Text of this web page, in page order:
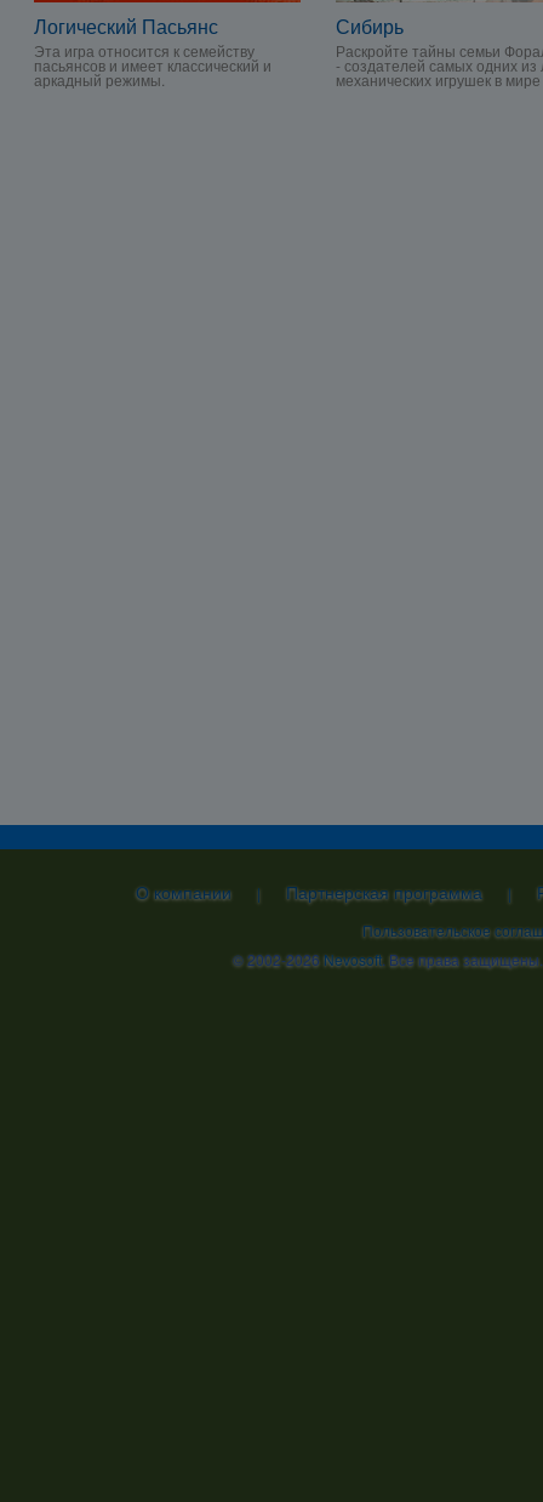
Логический Пасьянс
Эта игра относится к семейству
пасьянсов и имеет классический и
аркадный режимы.
Сибирь
Раскройте тайны семьи
- создателей самых одних из
механических игрушек в мире
О компании | Партнерская программа |
Пользовательское
© 2002-2026Nevosoft. Все права защищены